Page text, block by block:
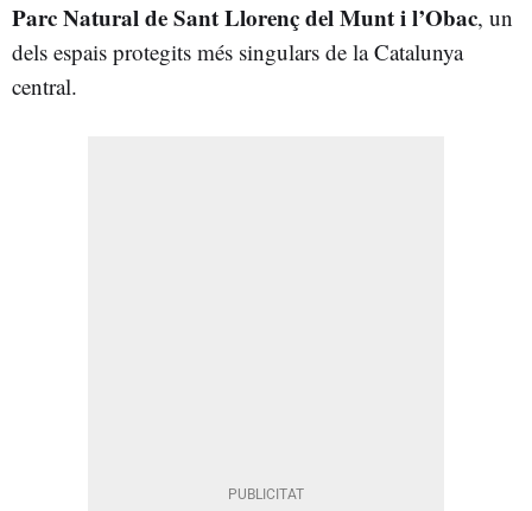
Parc Natural de Sant Llorenç del Munt i l’Obac, un
dels espais protegits més singulars de la Catalunya
central.